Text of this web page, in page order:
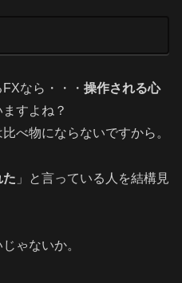
なら・・・ 操作される心
すよね？
べ物にならないですから。
た 」と言っている人を結構見
ゃないか。